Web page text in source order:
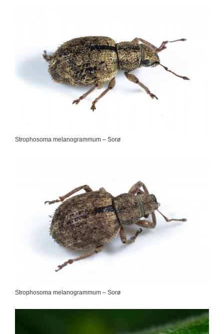
Strophosoma melanogrammum – Sorø
Strophosoma melanogrammum – Sorø